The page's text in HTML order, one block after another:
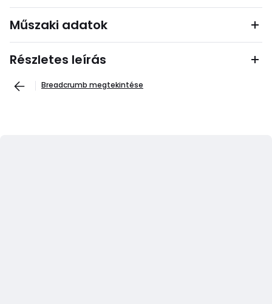
Műszaki adatok
Részletes leírás
Breadcrumb megtekintése